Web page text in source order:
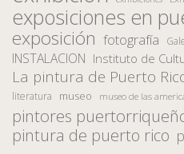
exposiciones en
exposición fotografía
INSTALACION Instituto de
La pintura de Puerto
literatura museo museo de las
pintores
pintura de puerto rico